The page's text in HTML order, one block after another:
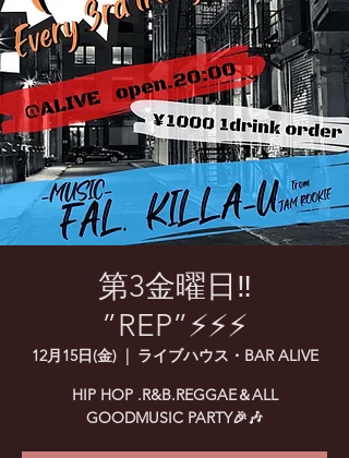
第3金曜日‼️
”REP”⚡️⚡️⚡️
12月15日(金)
  |
ライブハウス・BAR ALIVE
HIP HOP .R&B.REGGAE＆ALL
GOODMUSIC PARTY🎉🎶